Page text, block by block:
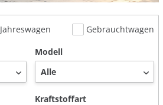
Jahreswagen
Gebrauchtwagen
Modell
Kraftstoffart